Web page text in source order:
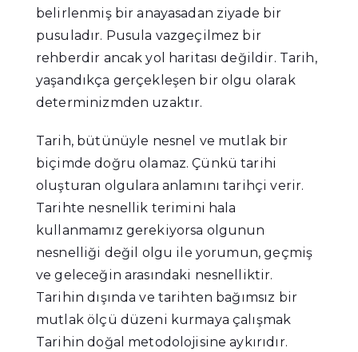
belirlenmiş bir anayasadan ziyade bir
pusuladır. Pusula vazgeçilmez bir
rehberdir ancak yol haritası değildir. Tarih,
yaşandıkça gerçekleşen bir olgu olarak
determinizmden uzaktır.
Tarih, bütünüyle nesnel ve mutlak bir
biçimde doğru olamaz. Çünkü tarihi
oluşturan olgulara anlamını tarihçi verir.
Tarihte nesnellik terimini hala
kullanmamız gerekiyorsa olgunun
nesnelliği değil olgu ile yorumun, geçmiş
ve geleceğin arasındaki nesnelliktir.
Tarihin dışında ve tarihten bağımsız bir
mutlak ölçü düzeni kurmaya çalışmak
Tarihin doğal metodolojisine aykırıdır.